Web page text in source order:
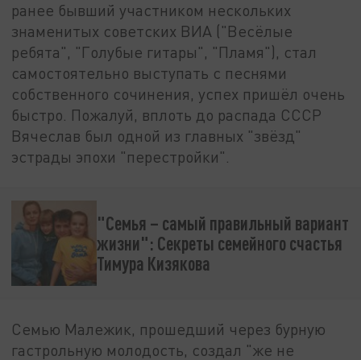
ранее бывший участником нескольких
знаменитых советских ВИА ("Весёлые
ребята", "Голубые гитары", "Пламя"), стал
самостоятельно выступать с песнями
собственного сочинения, успех пришёл очень
быстро. Пожалуй, вплоть до распада СССР
Вячеслав был одной из главных "звёзд"
эстрады эпохи "перестройки".
"Семья – самый правильный вариант
жизни": Секреты семейного счастья
Тимура Кизякова
Семью Малежик, прошедший через бурную
гастрольную молодость, создал "же не